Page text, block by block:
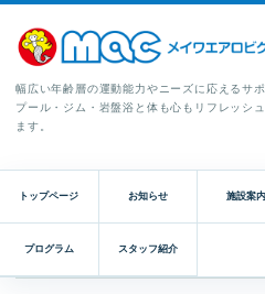
幅広い年齢層の運動能力やニーズに応えるサ
プール・ジム・岩盤浴と体も心もリフレッシ
ます。
トップページ お知らせ 施設案内
プログラム スタッフ紹介